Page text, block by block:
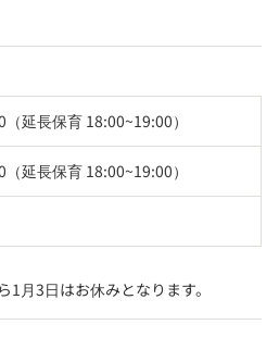
延長保育 18:00~19:00）
延長保育 18:00~19:00）
月3日はお休みとなります。